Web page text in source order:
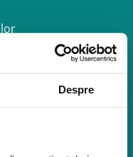
Despre